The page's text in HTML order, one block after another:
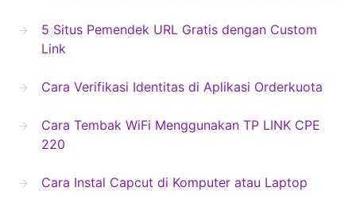
5 Situs Pemendek URL Gratis dengan Custom
Link
Cara Verifikasi Identitas di Aplikasi Orderkuota
Cara Tembak WiFi Menggunakan TP LINK CPE
220
Cara Instal Capcut di Komputer atau Laptop